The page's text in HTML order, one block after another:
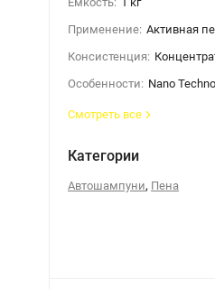
Применение: Активная
Консистенция:
Особенности: Nano
Смотреть все
Категории
Автошампуни, Пена